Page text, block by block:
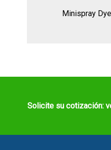
Minispray
Solicite su cotización: